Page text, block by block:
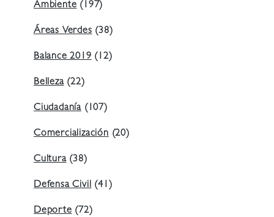
Ambiente(197)
Áreas Verdes(38)
Balance 2019(12)
Belleza(22)
Ciudadanía (107)
Comercialización(20)
Cultura(38)
Defensa Civil(41)
Deporte(72)